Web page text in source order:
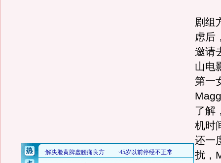
剧组
虑后
邀请
山电
第一
了解
机时
还一
扰，